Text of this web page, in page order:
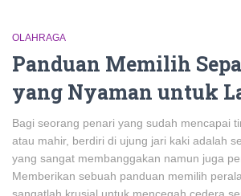
OLAHRAGA
Panduan Memilih
yang Nyaman untuk
Bagi seorang penari yang sudah mencapai
atau mahir, berdiri di ujung jari kaki adalah
yang sangat membanggakan namun juga
Memberikan sebuah panduan memilih